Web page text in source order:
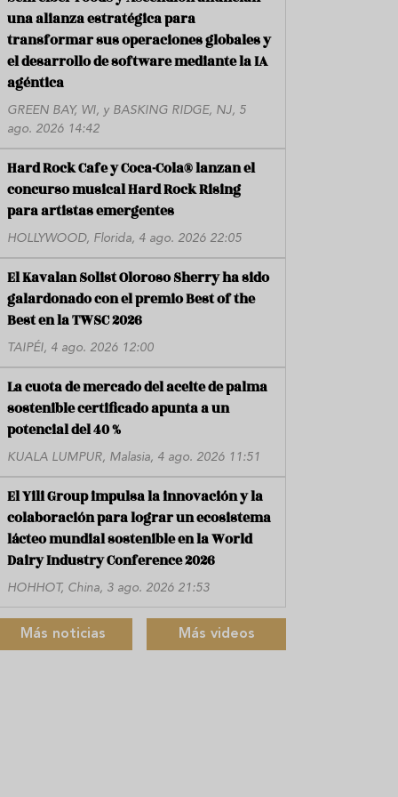
una alianza estratégica para
transformar sus operaciones globales y
el desarrollo de software mediante la IA
agéntica
GREEN BAY, WI, y BASKING RIDGE, NJ, 5
ago. 2026 14:42
Hard Rock Cafe y Coca-Cola® lanzan el
concurso musical Hard Rock Rising
para artistas emergentes
HOLLYWOOD, Florida, 4 ago. 2026 22:05
El Kavalan Solist Oloroso Sherry ha sido
galardonado con el premio Best of the
Best en la TWSC 2026
TAIPÉI, 4 ago. 2026 12:00
La cuota de mercado del aceite de palma
sostenible certificado apunta a un
potencial del 40 %
KUALA LUMPUR, Malasia, 4 ago. 2026 11:51
El Yili Group impulsa la innovación y la
colaboración para lograr un ecosistema
lácteo mundial sostenible en la World
Dairy Industry Conference 2026
HOHHOT, China, 3 ago. 2026 21:53
Más noticias Más videos